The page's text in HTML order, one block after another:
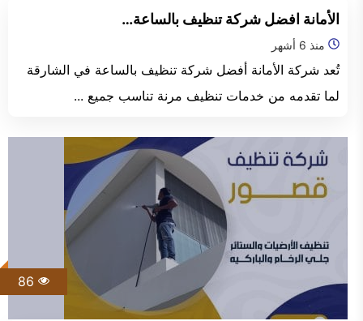
الفجيرة
الأمانة افضل شركة تنظيف بالساعة…
منذ 6 أشهر
تُعد شركة الأمانة أفضل شركة تنظيف بالساعة في الشارقة
لما تقدمه من خدمات تنظيف مرنة تناسب جميع ...